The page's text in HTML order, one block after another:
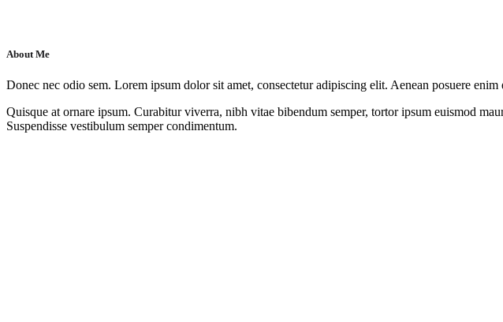
About Me
Donec nec odio sem. Lorem ipsum dolor sit amet, consectetur adipiscing elit. Aenean posuere
Quisque at ornare ipsum. Curabitur viverra, nibh vitae bibendum semper, tortor ipsum euismod
Suspendisse vestibulum semper condimentum.